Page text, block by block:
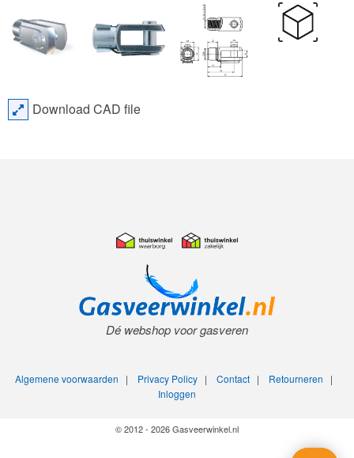
Download CAD file
Dé webshop voor gasveren
Algemene voorwaarden | Privacy Policy| Contact| Retourneren |
Inloggen
© 2012 - 2026 Gasveerwinkel.nl